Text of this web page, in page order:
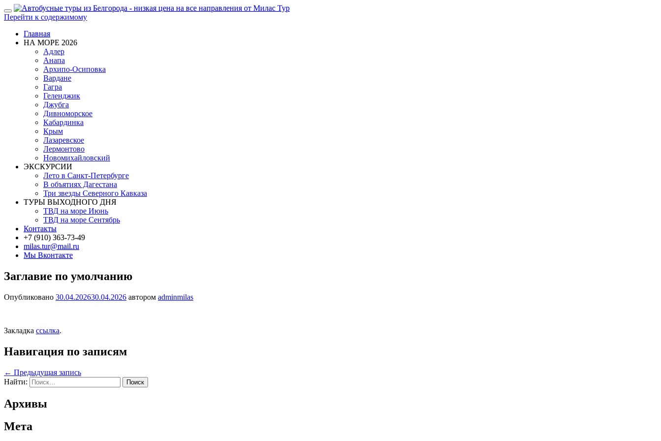
Показать/
Скрыть
навигацию
Перейти к содержимому
Главная
НА МОРЕ 2026
Адлер
Анапа
Архипо-Осиповка
Вардане
Гагра
Геленджик
Джубга
Дивноморское
Кабардинка
Крым
Лазаревское
Лермонтово
Новомихайловский
ЭКСКУРСИИ
Лето в Санкт-Петербурге
В объятиях Дагестана
Три звезды Северного Кавказа
ТУРЫ ВЫХОДНОГО ДНЯ
ТВД на море Июнь
ТВД на море Сентябрь
Контакты
+7 (910) 363-73-49
milas.tur@mail.ru
Мы Вконтакте
Заглавие по умолчанию
Опубликовано 30.04.202630.04.2026 автором adminmilas
Закладка ссылка.
Навигация по записям
← Предыдущая запись
Найти:
Архивы
Мета